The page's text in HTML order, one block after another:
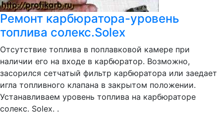
Ремонт карбюратора-уровень
топлива солекс.Solex
Отсутствие топлива в поплавковой камере при
наличии его на входе в карбюратор. Возможно,
засорился сетчатый фильтр карбюратора или заедает
игла топливного клапана в закрытом положении.
Устанавливаем уровень топлива на карбюраторе
солекс. Solex. .